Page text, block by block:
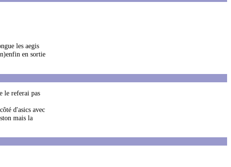
les aegis
en sortie
le referai pas
d'asics avec
mais la